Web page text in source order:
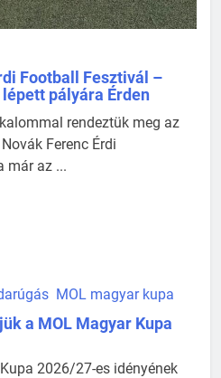
Football Fesztivál –
pályára Érden
rendeztük meg az
Ferenc Érdi
már az ...
MOL magyar kupa
a MOL Magyar Kupa
2026/27-es idényének